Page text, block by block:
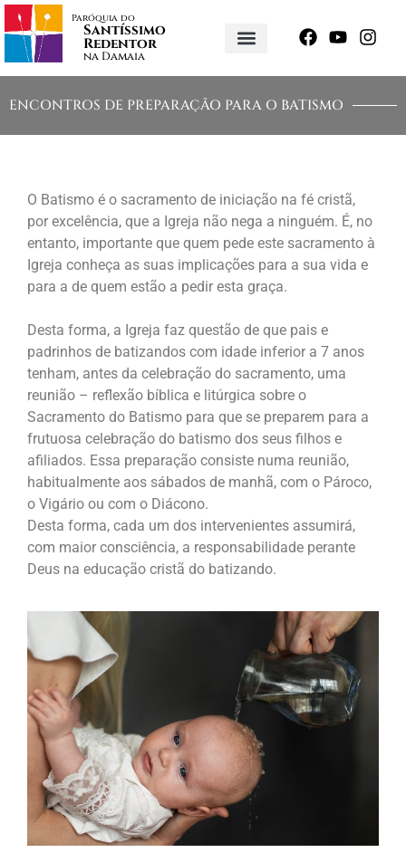
Paróquia do
Santíssimo
Redentor
na Damaia
ENCONTROS DE PREPARAÇÃO PARA O BATISMO
O Batismo é o sacramento de iniciação na fé cristã,
por excelência, que a Igreja não nega a ninguém. É, no
entanto, importante que quem pede este sacramento à
Igreja conheça as suas implicações para a sua vida e
para a de quem estão a pedir esta graça.
Desta forma, a Igreja faz questão de que pais e
padrinhos de batizandos com idade inferior a 7 anos
tenham, antes da celebração do sacramento, uma
reunião – reflexão bíblica e litúrgica sobre o
Sacramento do Batismo para que se preparem para a
frutuosa celebração do batismo dos seus filhos e
afiliados. Essa preparação consiste numa reunião,
habitualmente aos sábados de manhã, com o Pároco,
o Vigário ou com o Diácono.
Desta forma, cada um dos intervenientes assumirá,
com maior consciência, a responsabilidade perante
Deus na educação cristã do batizando.